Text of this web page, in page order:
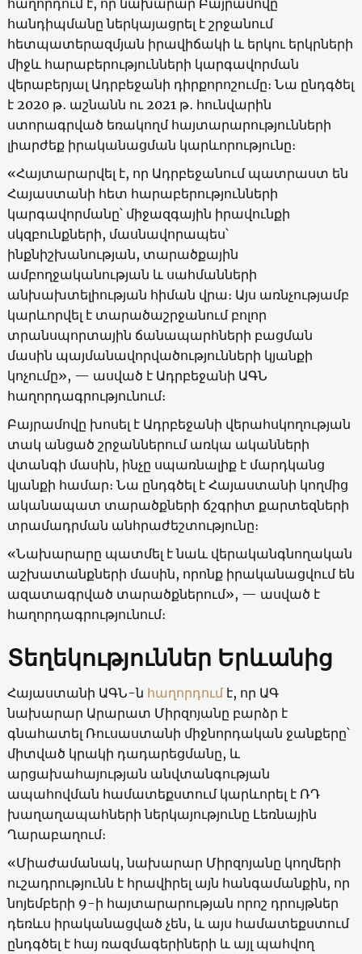
հանդիպմանը ներկայացրել է շրջանում
հետպատերազմյան իրավիճակի և երկու երկրների
միջև հարաբերությունների կարգավորման
վերաբերյալ Ադրբեջանի դիրքորոշումը։ Նա ընդգծել
է 2020 թ․ աշնանն ու 2021 թ․ հունվարին
ստորագրված եռակողմ հայտարարությունների
լիարժեք իրականացման կարևորությունը։
«Հայտարարվել է, որ Ադրբեջանում պատրաստ են
Հայաստանի հետ հարաբերությունների
կարգավորմանը՝ միջազգային իրավունքի
սկզբունքների, մասնավորապես՝
ինքնիշխանության, տարածքային
ամբողջականության և սահմանների
անխախտելիության հիման վրա։ Այս առնչությամբ
կարևորվել է տարածաշրջանում բոլոր
տրանսպորտային ճանապարհների բացման
մասին պայմանավորվածությունների կյանքի
կոչումը», — ասված է Ադրբեջանի ԱԳՆ
հաղորդագրությունում։
Բայրամովը խոսել է Ադրբեջանի վերահսկողության
տակ անցած շրջաններում առկա ականների
վտանգի մասին, ինչը սպառնալիք է մարդկանց
կյանքի համար։ Նա ընդգծել է Հայաստանի կողմից
ականապատ տարածքների ճշգրիտ քարտեզների
տրամադրման անհրաժեշտությունը։
«Նախարարը պատմել է նաև վերականգնողական
աշխատանքների մասին, որոնք իրականացվում են
ազատագրված տարածքներում», — ասված է
հաղորդագրությունում։
Տեղեկություններ Երևանից
Հայաստանի ԱԳՆ-ն հաղորդումէ, որ ԱԳ
նախարար Արարատ Միրզոյանը բարձր է
գնահատել Ռուսաստանի միջնորդական ջանքերը՝
միտված կրակի դադարեցմանը, և
արցախահայության անվտանգության
ապահովման համատեքստում կարևորել է ՌԴ
խաղաղապահների ներկայությունը Լեռնային
Ղարաբաղում։
«Միաժամանակ, նախարար Միրզոյանը կողմերի
ուշադրությունն է հրավիրել այն հանգամանքին, որ
նոյեմբերի 9-ի հայտարարության որոշ դրույթներ
դեռևս իրականացված չեն, և այս համատեքստում
ընդգծել է հայ ռազմագերիների և այլ պահվող